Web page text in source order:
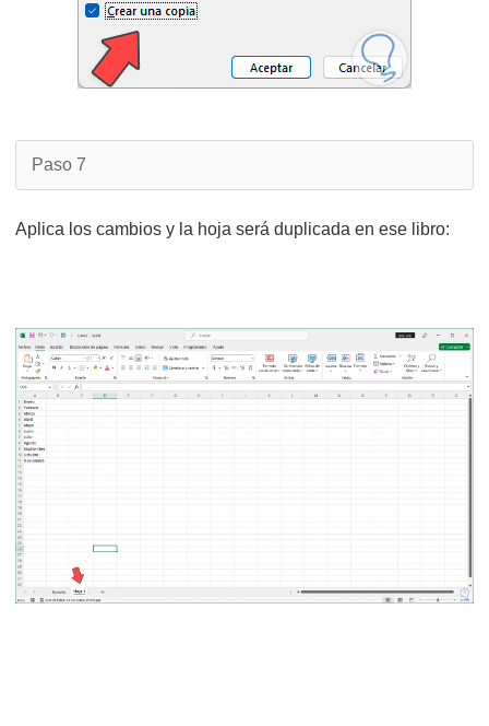
Paso 7
Aplica los cambios y la hoja será duplicada en ese libro: